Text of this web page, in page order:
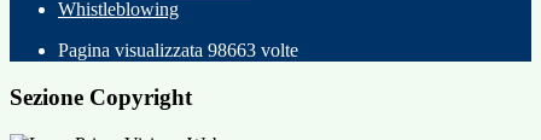
Whistleblowing
Pagina visualizzata 98663 volte
Sezione Copyright